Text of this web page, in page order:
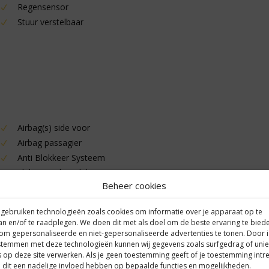
Beheer cookies
technologieën zoals cookies om informatie over je apparaat op te
en/of te raadplegen. We doen dit met als doel om de beste ervaring te
gepersonaliseerde en niet-gepersonaliseerde advertenties te tonen. Door
met deze technologieën kunnen wij gegevens zoals surfgedrag of
op deze site verwerken. Als je geen toestemming geeft of je toestemming
dit een nadelige invloed hebben op bepaalde functies en mogelijkheden.
Regensensor
Stuur verstelbaar
Airbag(s) side voor
Airbag passagier
Anti Blokkeer Systeem
Elektronisch Stabiliteits Programma
Apple Carplay/Android Auto
Dab